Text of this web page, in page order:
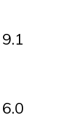
9.1
6.0